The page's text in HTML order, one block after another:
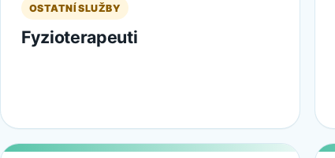
OSTATNÍ SLUŽBY
Fyzioterapeuti